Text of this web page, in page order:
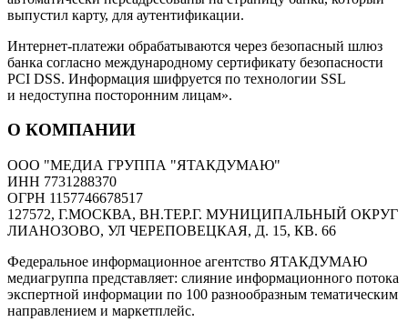
выпустил карту, для аутентификации.
Интернет-платежи обрабатываются через безопасный шлюз
банка согласно международному сертификату безопасности
PCI DSS. Информация шифруется по технологии SSL
и недоступна посторонним лицам».
О КОМПАНИИ
ООО "МЕДИА ГРУППА "ЯТАКДУМАЮ"
ИНН 7731288370
ОГРН 1157746678517
127572, Г.МОСКВА, ВН.ТЕР.Г. МУНИЦИПАЛЬНЫЙ ОКРУГ
ЛИАНОЗОВО, УЛ ЧЕРЕПОВЕЦКАЯ, Д. 15, КВ. 66
Федеральное информационное агентство ЯТАКДУМАЮ
медиагруппа представляет: слияние информационного потока
экспертной информации по 100 разнообразным тематическим
направлением и маркетплейс.